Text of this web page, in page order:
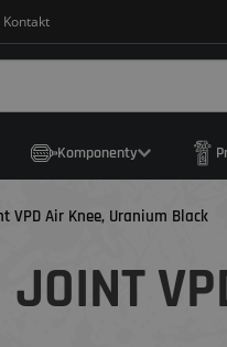
Kontakt
Komponenty
VPD Air Knee, Uranium Black